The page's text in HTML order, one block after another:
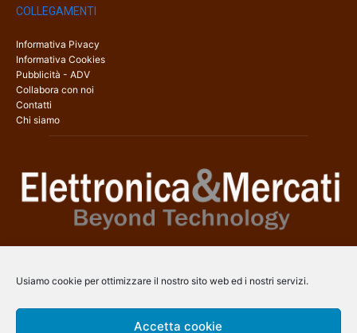
Usiamo cookie per ottimizzare il nostro sito web ed i nostri servizi.
Accetta cookie
COLLEGAMENTI
Informativa Pivacy
Informativa Cookies
Pubblicità - ADV
Collabora con noi
Contatti
Chi siamo
una copertura a 360° che coinvolge tecnologie, prodotti, mercati e